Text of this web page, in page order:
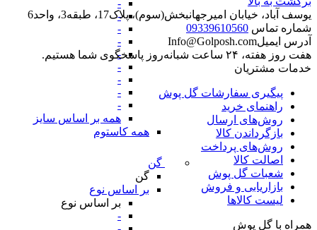
-
-
-
-
-
-
-
-
-
همه بر اساس سایز
همه کاستوم
گن
گن
بر اساس نوع
بر اساس نوع
-
یوسف آباد، خیابان امیرجهانبخش(سوم)، پلاک17، طبقه3، واحد6
شماره تماس 09339610560
آدرس ایمیلInfo@Golposh.com
هفت روز هفته، ۲۴ ساعت شبانه‌روز پاسخگوی شما هستیم.
خدمات مشتریان
پیگیری سفارشات گل پوش
راهنمای خرید
روش‌های ارسال
بازگرداندن کالا
روش‌های پرداخت
اصالت کالا
شعبات گل پوش
بازاریابی و فروش
لیست کالاها
همراه با گل پوش